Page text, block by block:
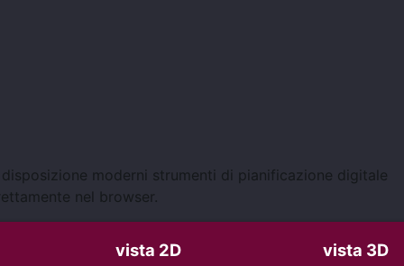
moderni strumenti di pianificazione digitale
nel browser.
vista 2D vista 3D